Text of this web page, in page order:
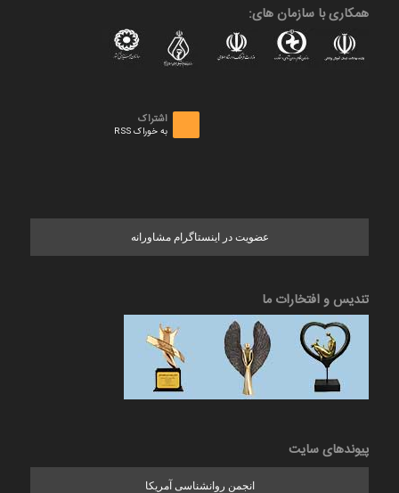
همکاری با سازمان های:
اشتراک
به خوراک RSS
عضویت در اینستاگرام مشاورانه
تندیس و افتخارات ما
پیوندهای سایت
انجمن روانشناسی آمریکا